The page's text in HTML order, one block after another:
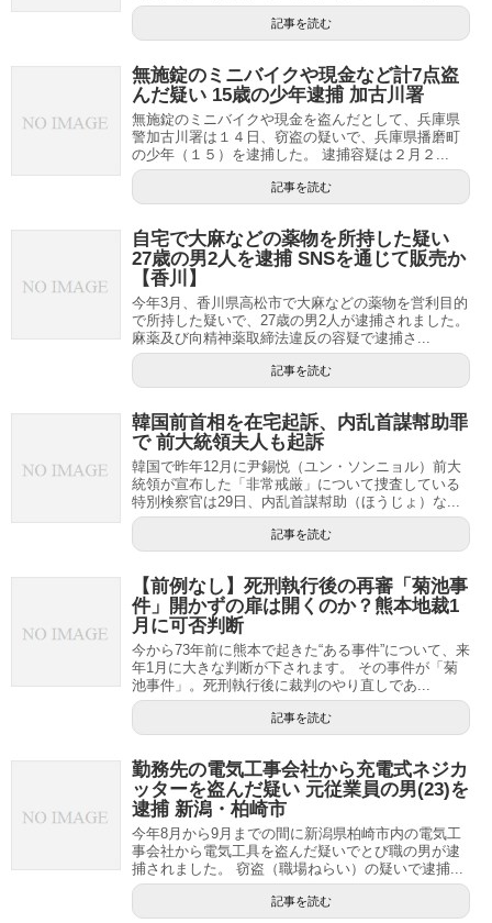
記事を読む
無施錠のミニバイクや現金など計7点盗
んだ疑い 15歳の少年逮捕 加古川署
無施錠のミニバイクや現金を盗んだとして、兵庫県
警加古川署は１４日、窃盗の疑いで、兵庫県播磨町
の少年（１５）を逮捕した。 逮捕容疑は２月２...
記事を読む
自宅で大麻などの薬物を所持した疑い
27歳の男2人を逮捕 SNSを通じて販売か
【香川】
今年3月、香川県高松市で大麻などの薬物を営利目的
で所持した疑いで、27歳の男2人が逮捕されました。
麻薬及び向精神薬取締法違反の容疑で逮捕さ...
記事を読む
韓国前首相を在宅起訴、内乱首謀幇助罪
で 前大統領夫人も起訴
韓国で昨年12月に尹錫悦（ユン・ソンニョル）前大
統領が宣布した「非常戒厳」について捜査している
特別検察官は29日、内乱首謀幇助（ほうじょ）な...
記事を読む
【前例なし】死刑執行後の再審「菊池事
件」開かずの扉は開くのか？熊本地裁1
月に可否判断
今から73年前に熊本で起きた“ある事件”について、来
年1月に大きな判断が下されます。 その事件が「菊
池事件」。死刑執行後に裁判のやり直しであ...
記事を読む
勤務先の電気工事会社から充電式ネジカ
ッターを盗んだ疑い 元従業員の男(23)を
逮捕 新潟・柏崎市
今年8月から9月までの間に新潟県柏崎市内の電気工
事会社から電気工具を盗んだ疑いでとび職の男が逮
捕されました。 窃盗（職場ねらい）の疑いで逮捕...
記事を読む